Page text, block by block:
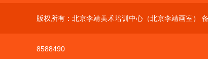
版权所有：北京李靖美术培训中心（北京李靖画室）
8588490